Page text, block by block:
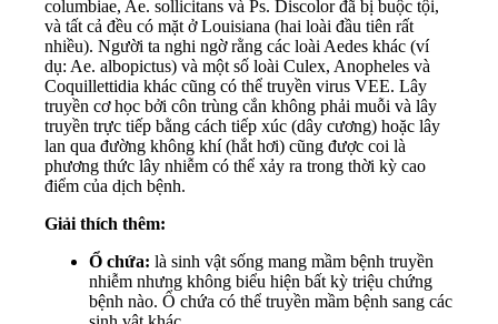
columbiae, Ae. sollicitans và Ps. Discolor đã bị buộc tội,
và tất cả đều có mặt ở Louisiana (hai loài đầu tiên rất
nhiều). Người ta nghi ngờ rằng các loài Aedes khác (ví
dụ: Ae. albopictus) và một số loài Culex, Anopheles và
Coquillettidia khác cũng có thể truyền virus VEE. Lây
truyền cơ học bởi côn trùng cắn không phải muỗi và lây
truyền trực tiếp bằng cách tiếp xúc (dây cương) hoặc lây
lan qua đường không khí (hắt hơi) cũng được coi là
phương thức lây nhiễm có thể xảy ra trong thời kỳ cao
điểm của dịch bệnh.
Giải thích thêm:
Ổ chứa: là sinh vật sống mang mầm bệnh truyền
nhiễm nhưng không biểu hiện bất kỳ triệu chứng
bệnh nào. Ổ chứa có thể truyền mầm bệnh sang các